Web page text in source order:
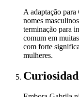
A adaptação
nomes
terminação para
comum em
com forte
mulheres.